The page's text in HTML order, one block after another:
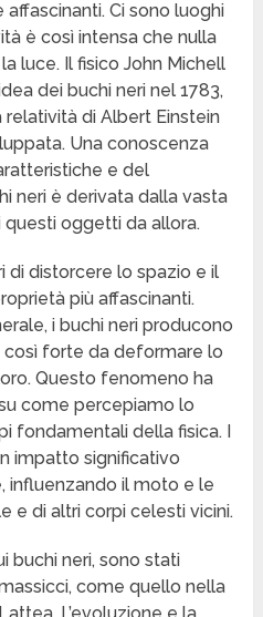
Ci sono luoghi
è così intensa che nulla
luce. Il fisico John Michell
dei buchi neri nel 1783,
di Albert Einstein
Una conoscenza
e del
neri è derivata dalla vasta
oggetti da allora.
di distorcere lo spazio e il
più affascinanti.
i buchi neri producono
forte da deformare lo
Questo fenomeno ha
come percepiamo lo
fondamentali della fisica. I
impatto significativo
influenzando il moto e le
e di altri corpi celesti vicini.
buchi neri, sono stati
come quello nella